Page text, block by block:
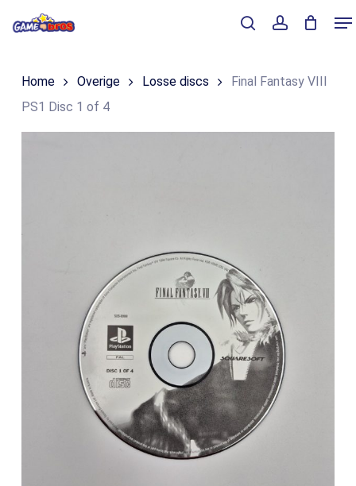
content
Winkelmand
Home Overige Losse discs
Final Fantasy VIII
PS1 Disc 1 of 4